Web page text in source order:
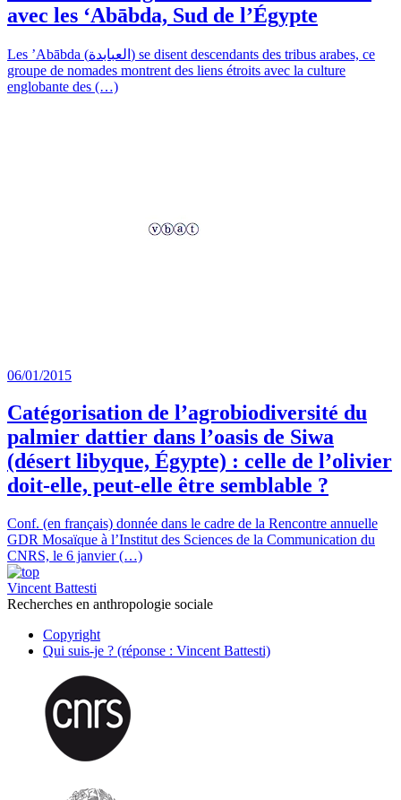
avec les ‘Abābda, Sud de l’Égypte
Les ’Abābda (العبابدة) se disent descendants des tribus arabes, ce
groupe de nomades montrent des liens étroits avec la culture
englobante des (…)
06/01/2015
Catégorisation de l’agrobiodiversité du
palmier dattier dans l’oasis de Siwa
(désert libyque, Égypte) : celle de l’olivier
doit-elle, peut-elle être semblable ?
Conf. (en français) donnée dans le cadre de la Rencontre annuelle
GDR Mosaïque à l’Institut des Sciences de la Communication du
CNRS, le 6 janvier (…)
Vincent Battesti
Recherches en anthropologie sociale
Copyright
Qui suis-je ? (réponse : Vincent Battesti)